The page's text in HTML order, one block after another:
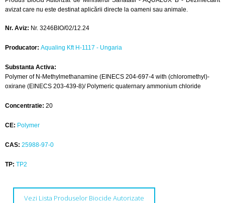
avizat care nu este destinat aplicării directe la oameni sau animale.
Nr. Aviz: Nr. 3246BIO/02/12.24
Producator: Aqualing Kft H-1117 - Ungaria
Substanta Activa:
Polymer of N-Methylmethanamine (EINECS 204-697-4 with (chloromethyl)-
oxirane (EINECS 203-439-8)/ Polymeric quaternary ammonium chloride
Concentratie: 20
CE: Polymer
CAS: 25988-97-0
TP: TP2
Vezi Lista Produselor Biocide Autorizate